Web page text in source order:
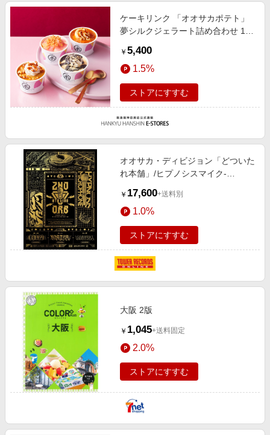
ケーキリンク 「オオサカポテト」
夢シルクジェラート詰め合わせ 12
￥ 5,400
1.5%
ストアにすすむ
オオサカ・ディビジョン「どついた
れ本舗」/ヒプノシスマイク-
D.R.B≫ 1st Battle・2nd Battle・
3rd Battle[KIBM-877]
￥ 17,600+送料別
1.0%
ストアにすすむ
大阪 2版
￥ 1,045+送料固定
2.0%
ストアにすすむ